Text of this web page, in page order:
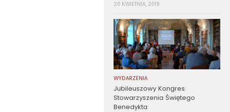
20 KWIETNIA, 2019
WYDARZENIA
Jubileuszowy Kongres
Stowarzyszenia Świętego
Benedykta